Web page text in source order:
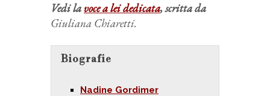
Vedi la voce a lei dedicata, scritta da
Giuliana Chiaretti.
Biografie
Nadine Gordimer